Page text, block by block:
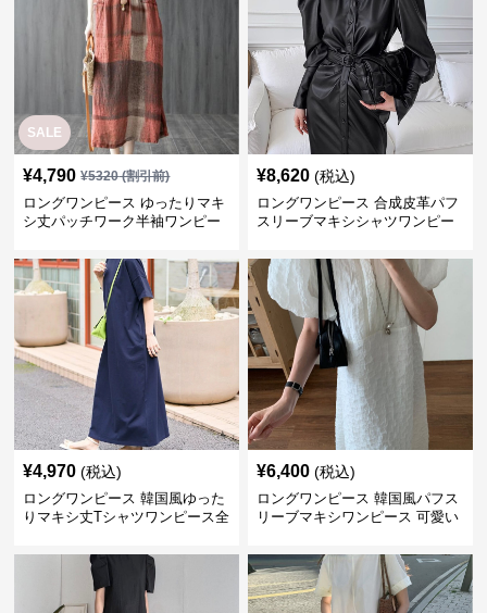
SALE
¥4,790 ¥5320(割引前)
ロングワンピース ゆったりマキ
シ丈パッチワーク半袖ワンピー
¥8,620 (税込)
ロングワンピース 合成皮革パフ
スリーブマキシシャツワンピー
¥4,970 (税込)
ロングワンピース 韓国風ゆった
りマキシ丈Tシャツワンピース全
¥6,400 (税込)
ロングワンピース 韓国風パフス
リーブマキシワンピース 可愛い